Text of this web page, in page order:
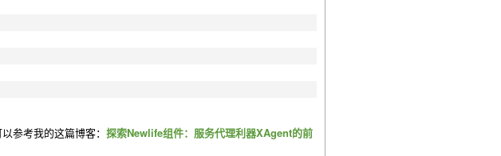
参考我的这篇博客： 探索Newlife组件：服务代理利器XAgent的前